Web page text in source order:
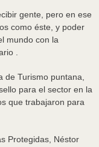
gente, pero en ese
como éste, y poder
mundo con la
.
de Turismo puntana,
para el sector en la
que trabajaron para